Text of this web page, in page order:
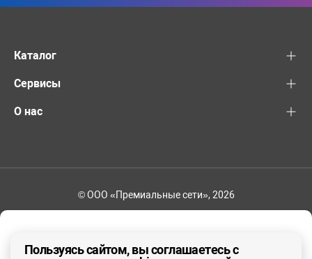
Каталог
Сервисы
О нас
© ООО «Премиальные сети», 2026
Пользуясь сайтом, вы соглашаетесь с